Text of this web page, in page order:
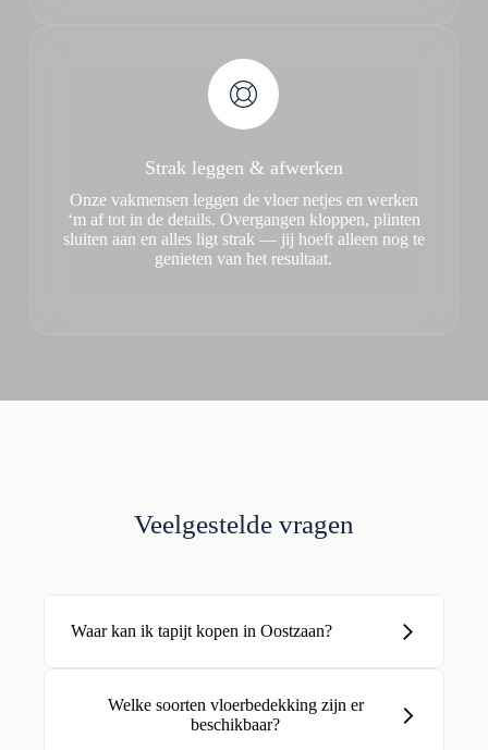
Strak leggen & afwerken
Onze vakmensen leggen de vloer netjes en werken
‘m af tot in de details. Overgangen kloppen, plinten
sluiten aan en alles ligt strak — jij hoeft alleen nog te
genieten van het resultaat.
Veelgestelde vragen
Waar kan ik tapijt kopen in Oostzaan?
Welke soorten vloerbedekking zijn er
beschikbaar?